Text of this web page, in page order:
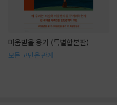
미움받을 용기 (특별합본판)
모든 고민은 관계